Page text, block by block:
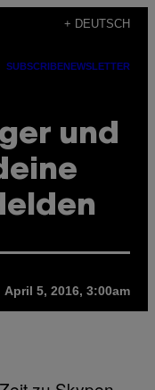
+ DEUTSCH
SUBSCRIBENEWSLETTER
und
April 5, 2016, 3:00am